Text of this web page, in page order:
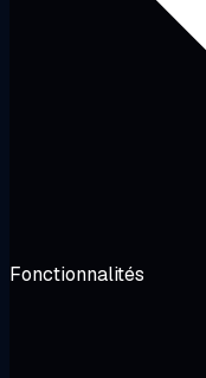
Fonctionnalités